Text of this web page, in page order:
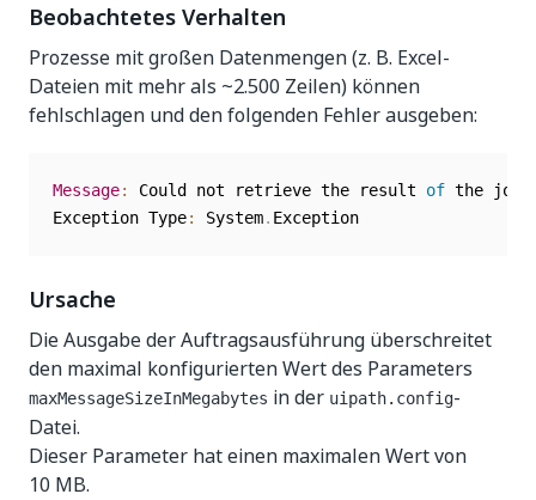
Beobachtetes Verhalten
Prozesse mit großen Datenmengen (z. B. Excel-
Dateien mit mehr als ~2.500 Zeilen) können
fehlschlagen und den folgenden Fehler ausgeben:
Message: Could not retrieve the result of the job
Exception Type: System. Exception
Ursache
Die Ausgabe der Auftragsausführung überschreitet
den maximal konfigurierten Wert des Parameters
maxMessageSizeInMegabytes in der uipath.config-
Datei.
Dieser Parameter hat einen maximalen Wert von
10 MB.